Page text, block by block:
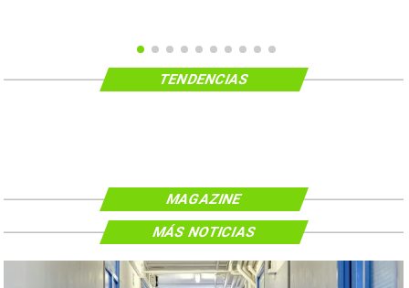
TENDENCIAS
MAGAZINE
MÁS NOTICIAS